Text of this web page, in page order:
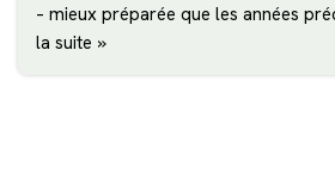
– mieux préparée que les années
la suite »